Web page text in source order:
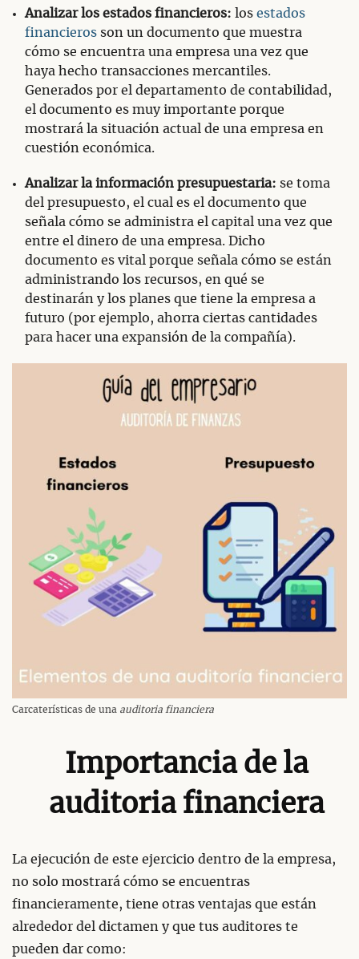
Analizar los estados financieros: los estados
financieros son un documento que muestra
cómo se encuentra una empresa una vez que
haya hecho transacciones mercantiles.
Generados por el departamento de contabilidad,
el documento es muy importante porque
mostrará la situación actual de una empresa en
cuestión económica.
Analizar la información presupuestaria: se toma
del presupuesto, el cual es el documento que
señala cómo se administra el capital una vez que
entre el dinero de una empresa. Dicho
documento es vital porque señala cómo se están
administrando los recursos, en qué se
destinarán y los planes que tiene la empresa a
futuro (por ejemplo, ahorra ciertas cantidades
para hacer una expansión de la compañía).
Carcaterísticas de una auditoria financiera
Importancia de la
auditoria financiera
La ejecución de este ejercicio dentro de la empresa,
no solo mostrará cómo se encuentras
financieramente, tiene otras ventajas que están
alrededor del dictamen y que tus auditores te
pueden dar como: